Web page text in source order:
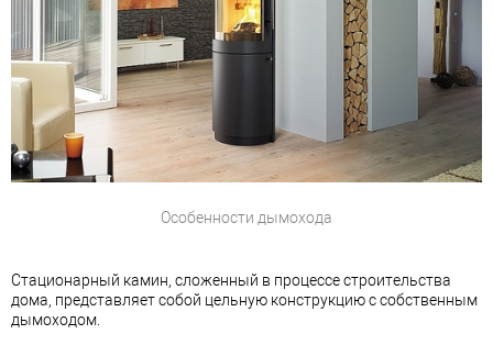
Стационарный камин, сложенный в процессе строительства
дома, представляет собой цельную конструкцию с собственным
дымоходом.
Особенности дымохода